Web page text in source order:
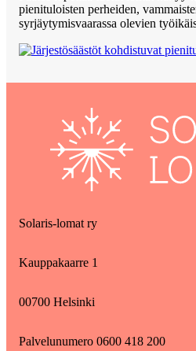
pienituloisten perheiden,
syrjäytymisvaarassa olevien
Solaris-lomat ry
Kauppakaarre 1
00700 Helsinki
Palvelunumero 0600 418 200